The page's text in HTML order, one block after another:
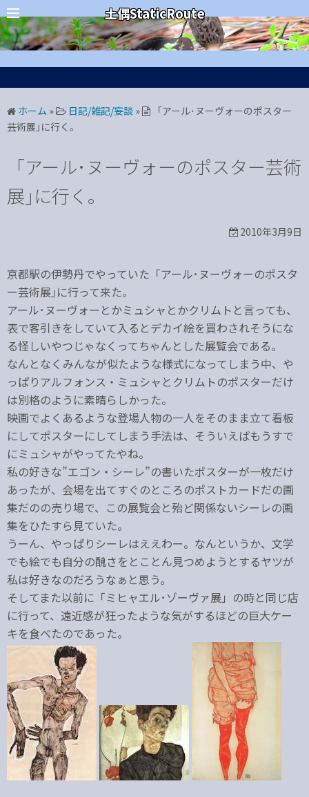
コ
ン
テ
ン
ス
キ
土偶StaticRoute
カテゴリー
ホーム » 日記/雑記/妄談 »
「アール･ヌーヴォーのポスター
芸術展｣に行く。
「アール･ヌーヴォーのポスター芸術
展｣に行く。
2010年3月9日
京都駅の伊勢丹でやっていた「アール･ヌーヴォーのポスタ
ー芸術展｣に行って来た。
アール･ヌーヴォーとかミュシャとかクリムトと言っても、
表で客引きをしていて入るとデカイ絵を買わされそうにな
る怪しいやつじゃなくってちゃんとした展覧会である。
なんとなくみんなが似たような様式になってしまう中、や
っぱりアルフォンス・ミュシャとクリムトのポスターだけ
は別格のように素晴らしかった。
映画でよくあるような登場人物の一人をそのまま立て看板
にしてポスターにしてしまう手法は、そういえばもうすで
にミュシャがやってたやね。
私の好きな”エゴン・シーレ”の書いたポスターが一枚だけ
あったが、会場を出てすぐのところのポストカードだの画
集だのの売り場で、この展覧会と殆ど関係ないシーレの画
集をひたすら見ていた。
うーん、やっぱりシーレはええわー。なんというか、文学
でも絵でも自分の醜さをとことん見つめようとするヤツが
私は好きなのだろうなぁと思う。
そしてまた以前に「ミヒャエル･ゾーヴァ展」の時と同じ店
に行って、遠近感が狂ったような気がするほどの巨大ケー
キを食べたのであった。